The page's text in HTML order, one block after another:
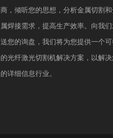
商，倾听您的思想，分析金属切割
属焊接需求，提高生产效率。向我
送您的询盘，我们将为您提供一个
的光纤激光切割机解决方案，以解
的详细信息行业。